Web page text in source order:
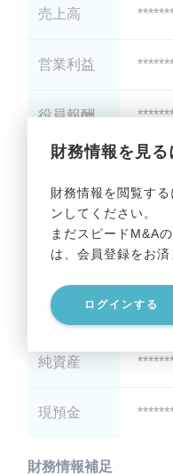
財務情報を見る
財務情報を閲覧す
ンしてください。
まだスピードM&A
は、会員登録をお済
ログインする
売上高
営業利益
役員報酬
貸借対照表（B/S）
総資産
有利子負債
純資産
現預金
財務情報補足